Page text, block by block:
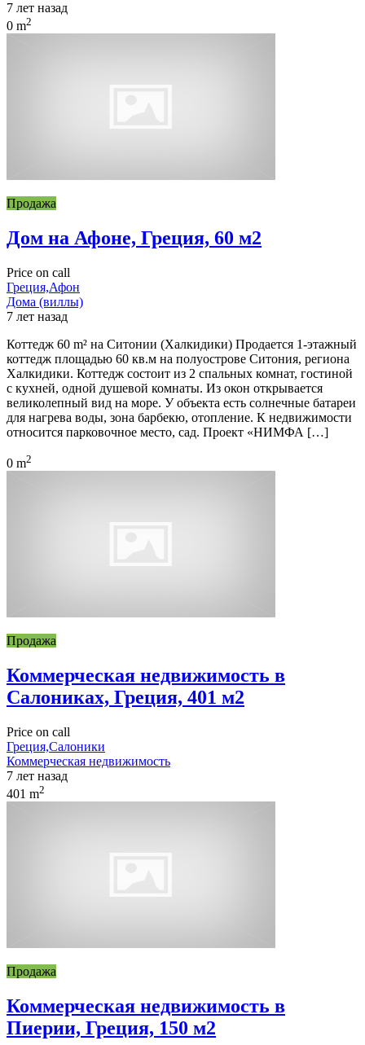
7 лет назад
0 m2
Продажа
Дом на Афоне, Греция, 60 м2
Price on call
Греция,Афон
Дома (виллы)
7 лет назад
Коттедж 60 m² на Ситонии (Халкидики) Продается 1-этажный
коттедж площадью 60 кв.м на полуострове Ситония, региона
Халкидики. Коттедж состоит из 2 спальных комнат, гостиной
с кухней, одной душевой комнаты. Из окон открывается
великолепный вид на море. У объекта есть солнечные батареи
для нагрева воды, зона барбекю, отопление. К недвижимости
относится парковочное место, сад. Проект «НИМФА […]
0 m2
Продажа
Коммерческая недвижимость в
Салониках, Греция, 401 м2
Price on call
Греция,Салоники
Коммерческая недвижимость
7 лет назад
401 m2
Продажа
Коммерческая недвижимость в
Пиерии, Греция, 150 м2